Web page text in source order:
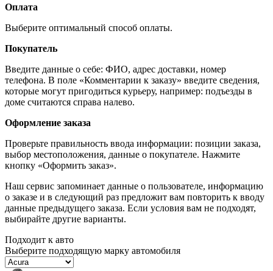
Оплата
Выберите оптимальный способ оплаты.
Покупатель
Введите данные о себе: ФИО, адрес доставки, номер
телефона. В поле «Комментарии к заказу» введите сведения,
которые могут пригодиться курьеру, например: подъезды в
доме считаются справа налево.
Оформление заказа
Проверьте правильность ввода информации: позиции заказа,
выбор местоположения, данные о покупателе. Нажмите
кнопку «Оформить заказ».
Наш сервис запоминает данные о пользователе, информацию
о заказе и в следующий раз предложит вам повторить к вводу
данные предыдущего заказа. Если условия вам не подходят,
выбирайте другие варианты.
Подходит к авто
Выберите подходящую марку автомобиля